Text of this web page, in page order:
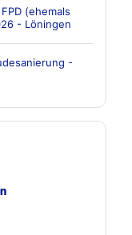
(ehemals
- Löningen
-